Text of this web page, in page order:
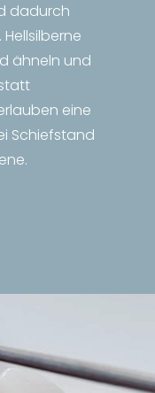
dadurch
ähneln und
eine
Schiefstand